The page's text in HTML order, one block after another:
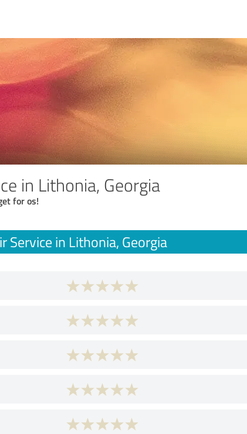
in Lithonia, Georgia
for os!
Service in Lithonia, Georgia